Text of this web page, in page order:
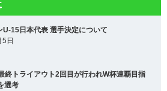
U-15日本代表 選手決定について
日
終トライアウト2回目が行われW杯連覇目指
選考